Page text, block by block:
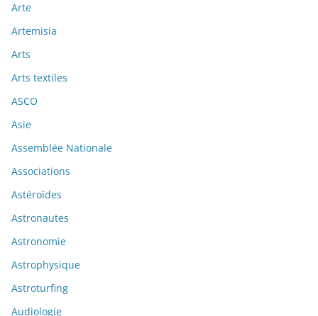
Arte
Artemisia
Arts
Arts textiles
ASCO
Asie
Assemblée Nationale
Associations
Astéroïdes
Astronautes
Astronomie
Astrophysique
Astroturfing
Audiologie